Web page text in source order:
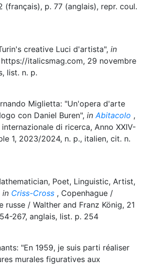
(français), p. 77 (anglais), repr. coul.
creative Luci d'artista", in
https://italicsmag.com, 29 novembre
list. n. p.
Miglietta: "Un'opera d'arte
con Daniel Buren", in Abitacolo ,
di ricerca, Anno XXIV-
1, 2023/2024, n. p., italien, cit. n.
Poet, Linguistic, Artist,
in Criss-Cross , Copenhague /
russe / Walther and Franz König, 21
267, anglais, list. p. 254
"En 1959, je suis parti réaliser
murales figuratives aux